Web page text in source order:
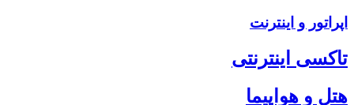
اپراتور و اینترنت
تاکسی اینترنتی
هتل و هواپیما